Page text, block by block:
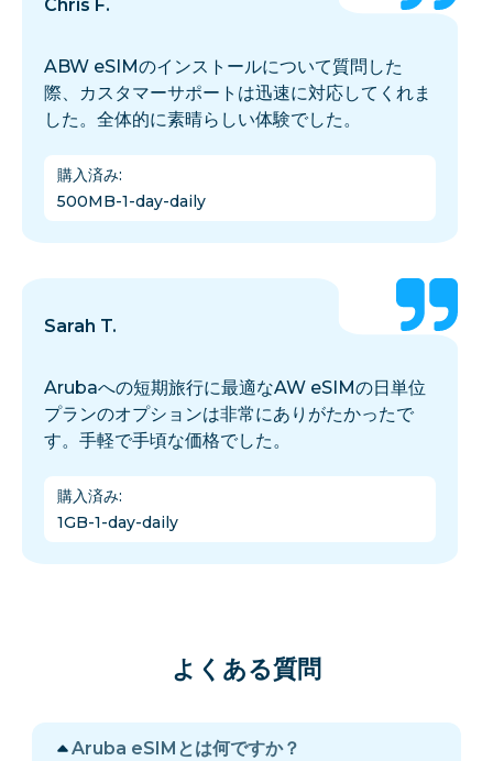
Chris F.
ABW eSIMのインストールについて質問した
際、カスタマーサポートは迅速に対応してくれま
した。全体的に素晴らしい体験でした。
購入済み:
500MB-1-day-daily
Sarah T.
Arubaへの短期旅行に最適なAW eSIMの日単位
プランのオプションは非常にありがたかったで
す。手軽で手頃な価格でした。
購入済み:
1GB-1-day-daily
よくある質問
Aruba eSIMとは何ですか？